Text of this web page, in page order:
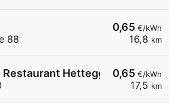
0,65 €/kWh
16,8 km
88
0,65 €/kWh
17,5 km
Restaurant Hettegger